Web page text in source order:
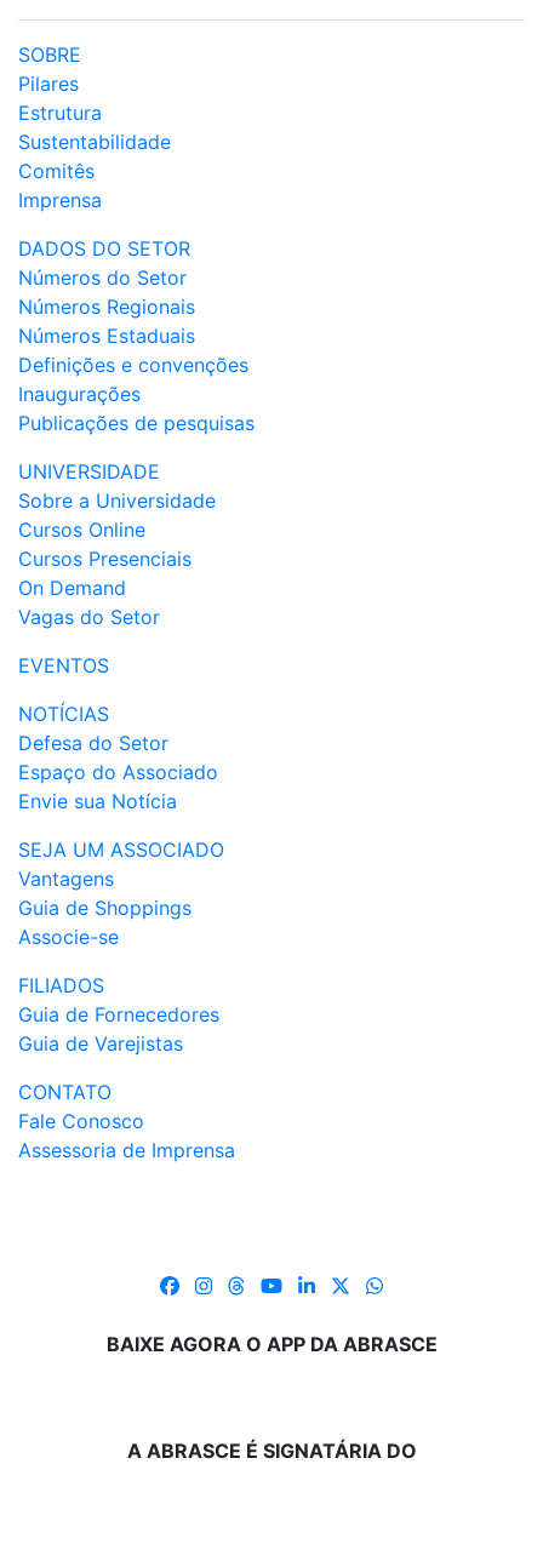
SOBRE
Pilares
Estrutura
Sustentabilidade
Comitês
Imprensa
DADOS DO SETOR
Números do Setor
Números Regionais
Números Estaduais
Definições e convenções
Inaugurações
Publicações de pesquisas
UNIVERSIDADE
Sobre a Universidade
Cursos Online
Cursos Presenciais
On Demand
Vagas do Setor
EVENTOS
NOTÍCIAS
Defesa do Setor
Espaço do Associado
Envie sua Notícia
SEJA UM ASSOCIADO
Vantagens
Guia de Shoppings
Associe-se
FILIADOS
Guia de Fornecedores
Guia de Varejistas
CONTATO
Fale Conosco
Assessoria de Imprensa
BAIXE AGORA O APP DA ABRASCE
A ABRASCE É SIGNATÁRIA DO